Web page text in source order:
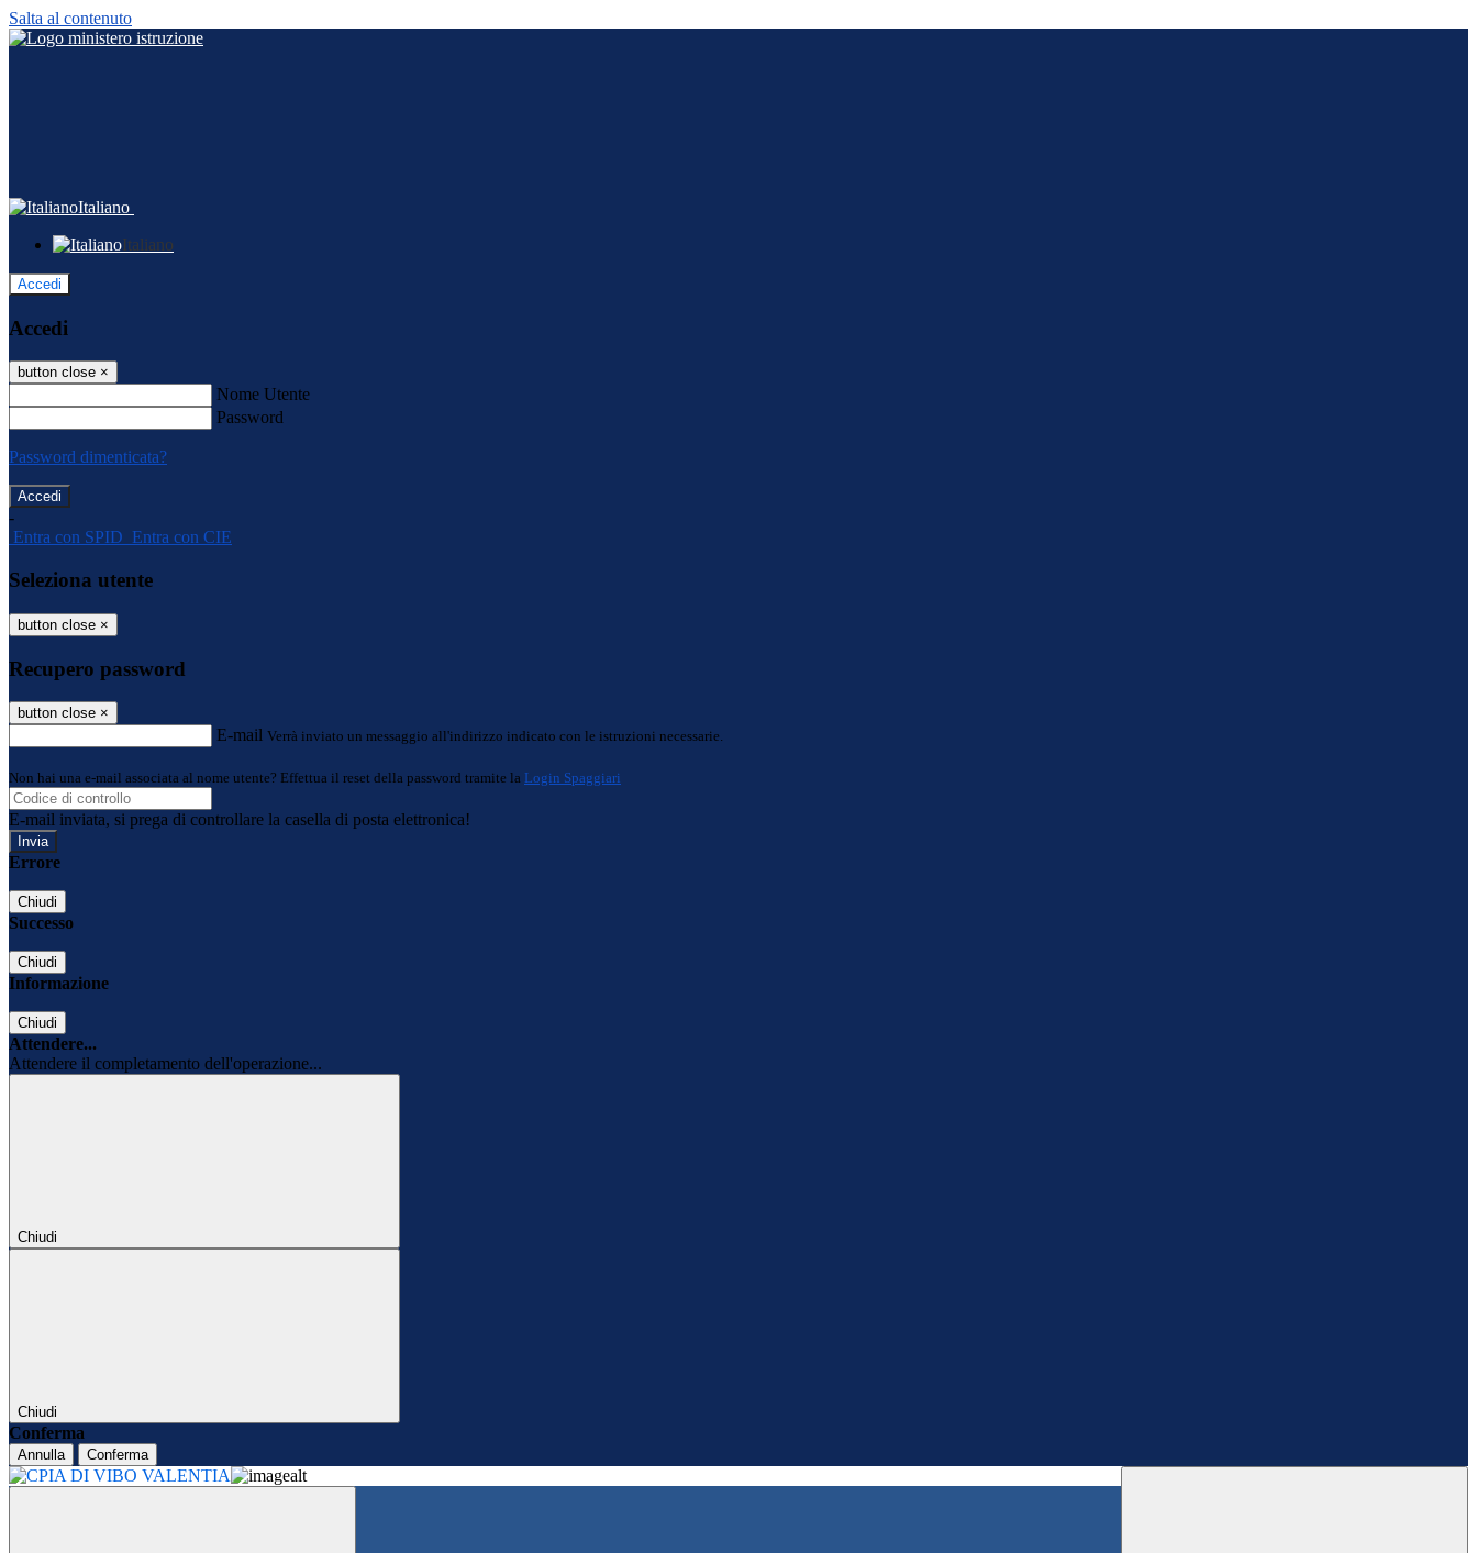
Salta al contenuto
Italiano
Italiano
Accedi
Accedi
button close ×
Nome Utente
Password
Password dimenticata?
-
Entra con SPID Entra con CIE
Seleziona utente
button close ×
Recupero password
button close ×
E-mail Verrà inviato un messaggio all'indirizzo indicato con le istruzioni necessarie.
Non hai una e-mail associata al nome utente? Effettua il reset della password tramite la Login Spaggiari
E-mail inviata, si prega di controllare la casella di posta elettronica!
Errore
Chiudi
Successo
Chiudi
Informazione
Chiudi
Attendere...
Attendere il completamento dell'operazione...
Chiudi
Chiudi
Conferma
Annulla Conferma